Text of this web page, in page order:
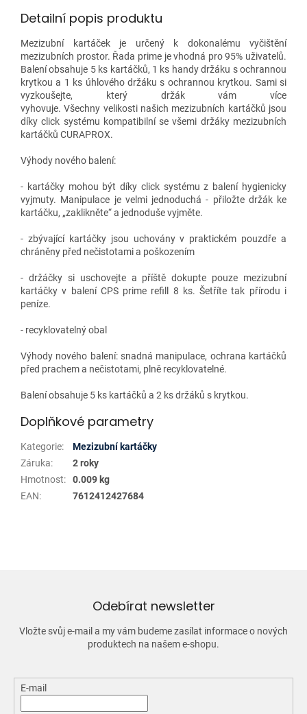
Detailní popis produktu
Mezizubní kartáček je určený k dokonalému vyčištění
mezizubních prostor. Řada prime je vhodná pro 95% uživatelů.
Balení obsahuje 5 ks kartáčků, 1 ks handy držáku s ochrannou
krytkou a 1 ks úhlového držáku s ochrannou krytkou. Sami si
vyzkoušejte, který držák vám více
vyhovuje. Všechny velikosti našich mezizubních kartáčků jsou
díky click systému kompatibilní se všemi držáky mezizubních
kartáčků CURAPROX.
Výhody nového balení:
- kartáčky mohou být díky click systému z balení hygienicky
vyjmuty. Manipulace je velmi jednoduchá - přiložte držák ke
kartáčku, „zaklikněte“ a jednoduše vyjměte.
- zbývající kartáčky jsou uchovány v praktickém pouzdře a
chráněny před nečistotami a poškozením
- držáčky si uschovejte a příště dokupte pouze mezizubní
kartáčky v balení CPS prime refill 8 ks. Šetříte tak přírodu i
peníze.
- recyklovatelný obal
Výhody nového balení: snadná manipulace, ochrana kartáčků
před prachem a nečistotami, plně recyklovatelné.
Balení obsahuje 5 ks kartáčků a 2 ks držáků s krytkou.
Doplňkové parametry
Kategorie:
Mezizubní kartáčky
Záruka:
2 roky
Hmotnost:
0.009 kg
EAN: 7612412427684
Odebírat newsletter
Vložte svůj e-mail a my vám budeme zasílat informace o nových
produktech na našem e-shopu.
E-mail